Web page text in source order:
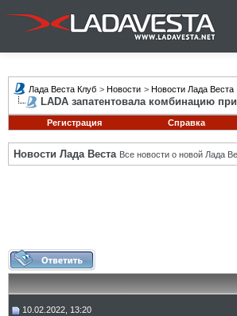
Лада Веста Клуб > Новости > Новости Лада Веста
LADA запатентовала комбинацию
Регистрация Справка
Новости Лада Веста Все новости о новой Лада
10.02.2022, 13:20